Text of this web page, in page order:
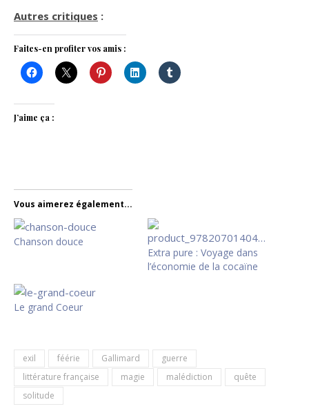
Autres critiques :
Faites-en profiter vos amis :
J’aime ça :
Vous aimerez également...
Chanson douce
Extra pure : Voyage dans
l’économie de la cocaïne
Le grand Coeur
exil féérie Gallimard
guerre
littérature française
magie malédiction
quête
solitude